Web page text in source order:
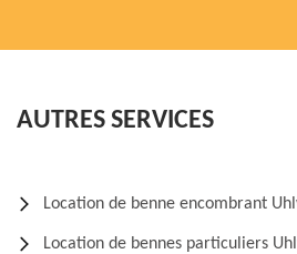
AUTRES SERVICES
Location de benne encombrant
Location de bennes particuliers